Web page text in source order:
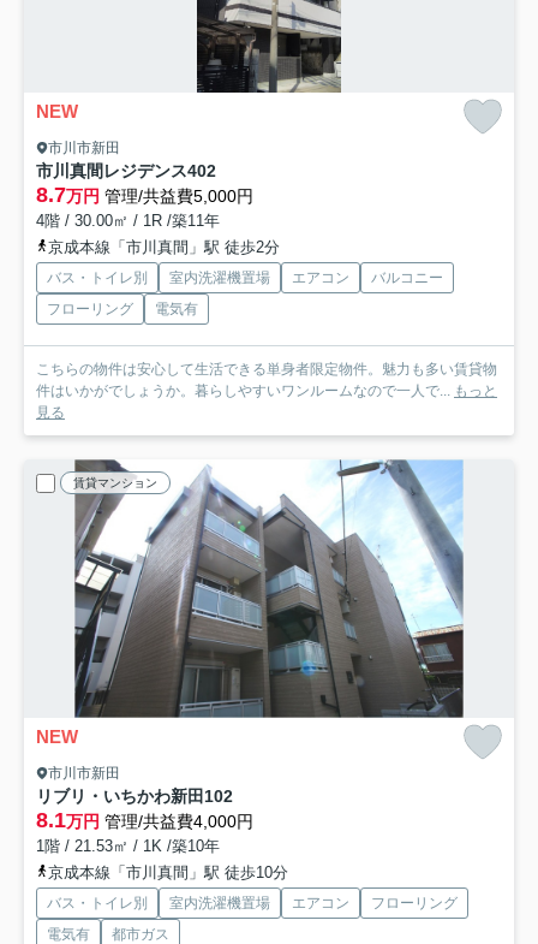
NEW
市川市新田
市川真間レジデンス402
8.7万円 管理/共益費5,000円
4階 / 30.00㎡ / 1R /築11年
京成本線「市川真間」駅 徒歩2分
バス・トイレ別 室内洗濯機置場 エアコン
バルコニー
フローリング
電気有
こちらの物件は安心して生活できる単身者限定物件。魅力も多い賃貸物
件はいかがでしょうか。暮らしやすいワンルームなので一人で... もっと
見る
賃貸マンション
NEW
市川市新田
リブリ・いちかわ新田 102
8.1万円 管理/共益費4,000円
1階 / 21.53㎡ / 1K /築10年
京成本線「市川真間」駅 徒歩10分
バス・トイレ別 室内洗濯機置場 エアコン
フローリング
電気有
都市ガス